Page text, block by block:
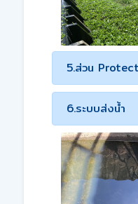
5.ส่วน
6.ระบบส่งน้ำ